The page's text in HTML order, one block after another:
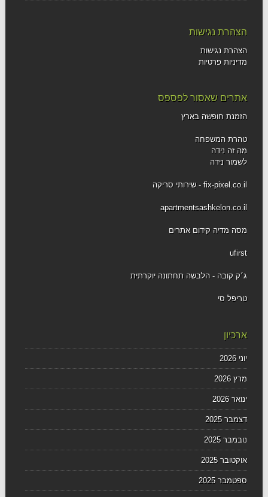
הצהרת נגישות
הצהרת נגישות
מדיניות פרטיות
אתרים שאסור לפספס
הזמנת חופשה בארץ
טהרת המשפחה
מה זה נידה
לשמור נידה
fix-pixel.co.il - שירותי סריקה
apartmentsashkelon.co.il
מסה מדיה קידום אתרים
ufirst
ג׳ק קובה - הלבשה תחתונה יוקרתית
טריפל סי
ארכיון
יוני 2026
מרץ 2026
ינואר 2026
דצמבר 2025
נובמבר 2025
אוקטובר 2025
ספטמבר 2025